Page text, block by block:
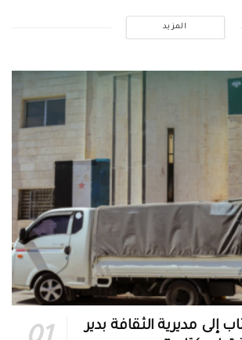
المزيد
كتاب إلى مديرية الثقافة بدير